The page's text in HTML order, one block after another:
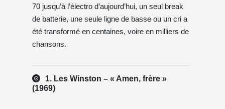
70 jusqu’à l’électro d’aujourd’hui, un seul break
de batterie, une seule ligne de basse ou un cri a
été transformé en centaines, voire en milliers de
chansons.
1. Les Winston – « Amen, frère »
(1969)